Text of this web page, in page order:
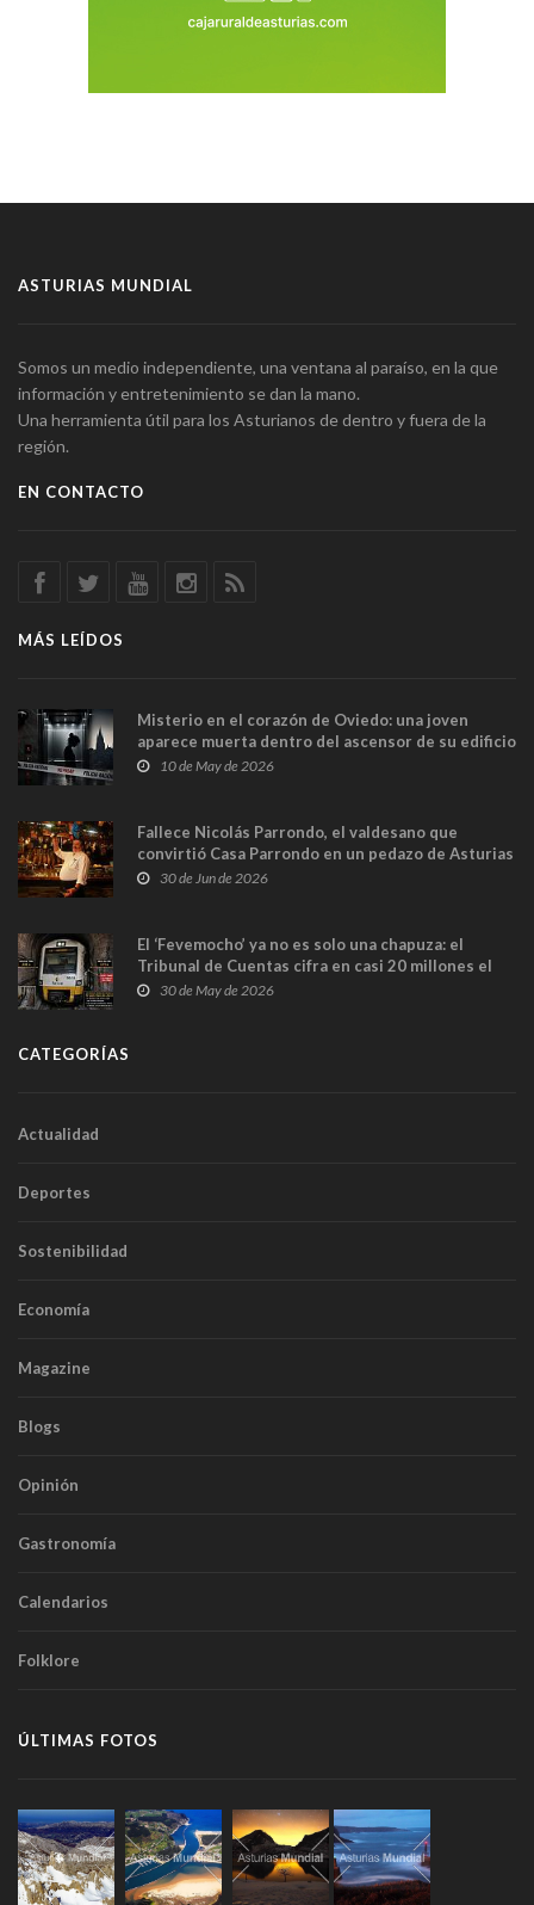
ASTURIAS MUNDIAL
Somos un medio independiente, una ventana al paraíso, en la que
información y entretenimiento se dan la mano.
Una herramienta útil para los Asturianos de dentro y fuera de la
región.
EN CONTACTO
MÁS LEÍDOS
Misterio en el corazón de Oviedo: una joven
aparece muerta dentro del ascensor de su edificio
y las cámaras captan sus últimos minutos
10 de May de 2026
Fallece Nicolás Parrondo, el valdesano que
convirtió Casa Parrondo en un pedazo de Asturias
en Madrid
30 de Jun de 2026
El ‘Fevemocho’ ya no es solo una chapuza: el
Tribunal de Cuentas cifra en casi 20 millones el
sobrecoste de los trenes que no cabían por los
30 de May de 2026
CATEGORÍAS
Actualidad
Deportes
Sostenibilidad
Economía
Magazine
Blogs
Opinión
Gastronomía
Calendarios
Folklore
ÚLTIMAS FOTOS